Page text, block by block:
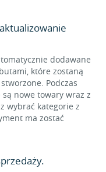
dodawane
które zostaną
Podczas
nowe towary wraz z
wybrać kategorie z
ma zostać